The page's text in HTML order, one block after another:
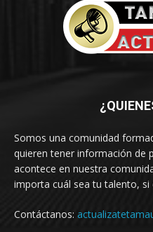
Somos una comunidad
quieren tener información de
acontece en nuestra
importa cuál sea tu talento,
Contáctanos: